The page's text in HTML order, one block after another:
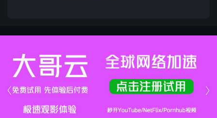

